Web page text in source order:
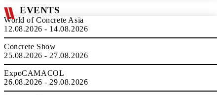
EVENTS
World of Concrete Asia
12.08.2026 - 14.08.2026
Concrete Show
25.08.2026 - 27.08.2026
ExpoCAMACOL
26.08.2026 - 29.08.2026